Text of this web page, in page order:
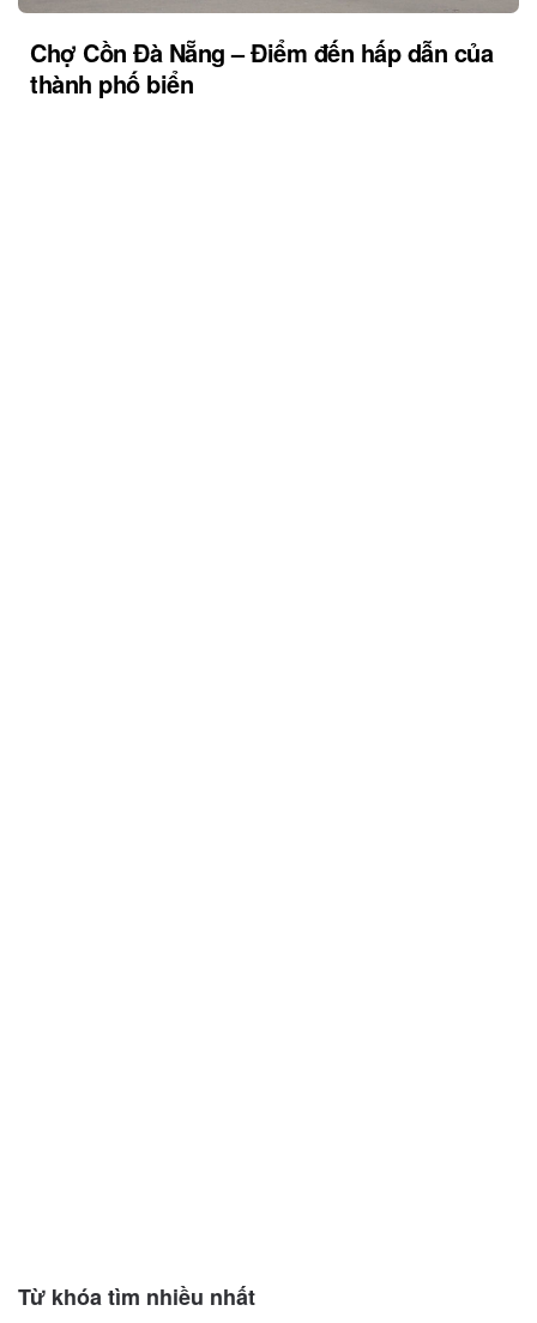
Chợ Cồn Đà Nẵng – Điểm đến hấp dẫn của
thành phố biển
Từ khóa tìm nhiều nhất